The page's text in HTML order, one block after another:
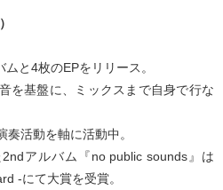
と4枚のEPをリリース。
を基盤に、ミックスまで自身で行な
活動を軸に活動中。
アルバム『no public sounds』は
-にて大賞を受賞。